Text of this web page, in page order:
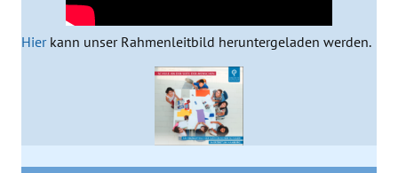
Hierkann unser Rahmenleitbild heruntergeladen werden.